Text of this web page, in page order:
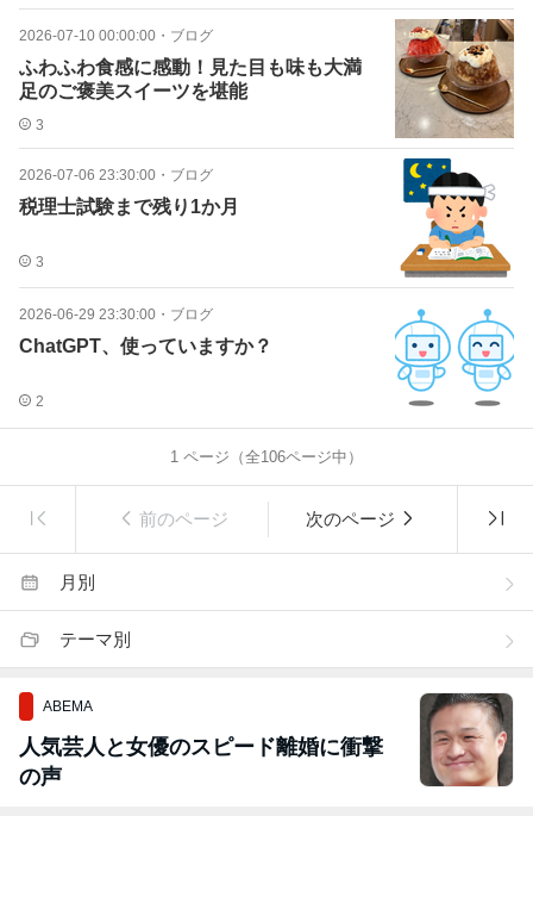
2026-07-10 00:00:00 ・ ブログ
ふわふわ食感に感動！見た目も味も大満
足のご褒美スイーツを堪能
3
2026-07-06 23:30:00 ・ ブログ
税理士試験まで残り1か月
3
2026-06-29 23:30:00 ・ ブログ
ChatGPT、使っていますか？
2
1 ページ（全106ページ中）
前のページ 次のページ
月別
テーマ別
ABEMA
人気芸人と女優のスピード離婚に衝撃
の声